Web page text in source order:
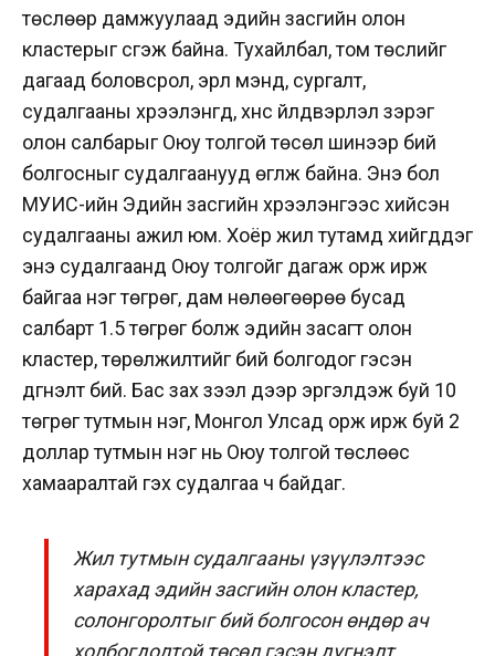
төслөөр дамжуулаад эдийн засгийн олон
кластерыг үүсгэж байна. Тухайлбал, том төслийг
дагаад боловсрол, эрүүл мэнд, сургалт,
судалгааны хүрээлэнгүүд, хүнс үйлдвэрлэл зэрэг
олон салбарыг Оюу толгой төсөл шинээр бий
болгосныг судалгаанууд өгүүлж байна. Энэ бол
МУИС-ийн Эдийн засгийн хүрээлэнгээс хийсэн
судалгааны ажил юм. Хоёр жил тутамд хийгддэг
энэ судалгаанд Оюу толгойг дагаж орж ирж
байгаа нэг төгрөг, дам нөлөөгөөрөө бусад
салбарт 1.5 төгрөг болж эдийн засагт олон
кластер, төрөлжилтийг бий болгодог гэсэн
дүгнэлт бий. Бас зах зээл дээр эргэлдэж буй 10
төгрөг тутмын нэг, Монгол Улсад орж ирж буй 2
доллар тутмын нэг нь Оюу толгой төслөөс
хамааралтай гэх судалгаа ч байдаг.
Жил тутмын судалгааны үзүүлэлтээс
харахад эдийн засгийн олон кластер,
солонгоролтыг бий болгосон өндөр ач
холбогдолтой төсөл гэсэн дүгнэлт